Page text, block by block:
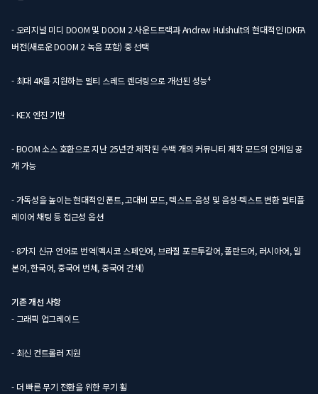
- 오리지널 미디 DOOM 및 DOOM 2 사운드트랙과 Andrew Hulshult의 현대적인 IDKFA
버전(새로운 DOOM 2 녹음 포함) 중 선택
- 최대 4K를 지원하는 멀티 스레드 렌더링으로 개선된 성능⁴
- KEX 엔진 기반
- BOOM 소스 호환으로 지난 25년간 제작된 수백 개의 커뮤니티 제작 모드의 인게임 공
개 가능
- 가독성을 높이는 현대적인 폰트, 고대비 모드, 텍스트-음성 및 음성-텍스트 변환 멀티플
레이어 채팅 등 접근성 옵션
- 8가지 신규 언어로 번역(멕시코 스페인어, 브라질 포르투갈어, 폴란드어, 러시아어, 일
본어, 한국어, 중국어 번체, 중국어 간체)
기존 개선 사항
- 그래픽 업그레이드
- 최신 컨트롤러 지원
- 더 빠른 무기 전환을 위한 무기 휠